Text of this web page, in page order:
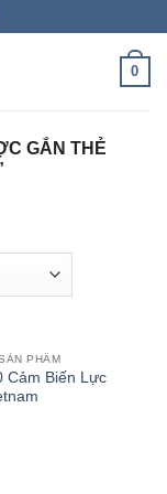
0
GẮN THẺ
PHẨM
Cảm Biến Lực